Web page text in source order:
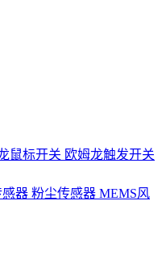
鼠标开关 欧姆龙触发开关
器 粉尘传感器 MEMS风